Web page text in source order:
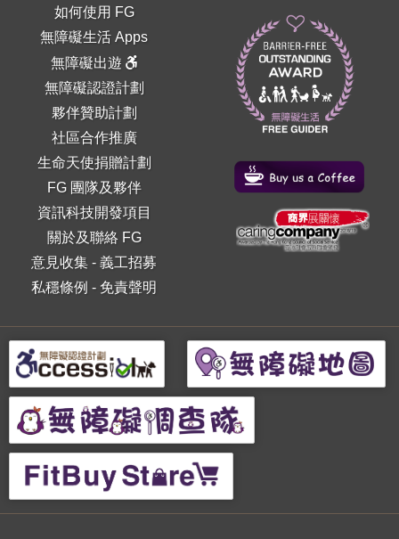
如何使用 FG
無障礙生活 Apps
無障礙出遊
無障礙認證計劃
夥伴贊助計劃
社區合作推廣
生命天使捐贈計劃
FG 團隊及夥伴
資訊科技開發項目
關於及聯絡 FG
意見收集 -義工招募
私穩條例 - 免責聲明